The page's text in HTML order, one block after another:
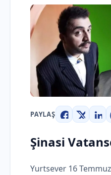
PAYLAŞ
Facebook
X
Şinasi
Yurtsever 16